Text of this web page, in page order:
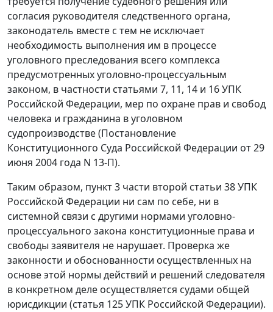
согласия руководителя следственного органа,
законодатель вместе с тем не исключает
необходимость выполнения им в процессе
уголовного преследования всего комплекса
предусмотренных уголовно-процессуальным
законом, в частности статьями 7, 11, 14 и 16УПК
Российской Федерации, мер по охране прав и свобод
человека и гражданина в уголовном
судопроизводстве (Постановление
Конституционного Суда Российской Федерации от 29
июня 2004 года N 13-П).
Таким образом, пункт 3 части второй статьи 38УПК
Российской Федерации ни сам по себе, ни в
системной связи с другими нормами уголовно-
процессуального закона конституционные права и
свободы заявителя не нарушает. Проверка же
законности и обоснованности осуществленных на
основе этой нормы действий и решений следователя
в конкретном деле осуществляется судами общей
юрисдикции (статья 125УПК Российской Федерации).